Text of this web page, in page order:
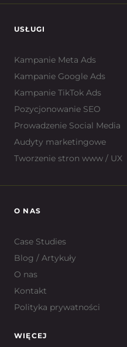
USŁUGI
Kampanie Meta Ads
Kampanie Google Ads
Kampanie TikTok Ads
Pozycjonowanie SEO
Prowadzenie Social Media
Audyty marketingowe
Tworzenie stron www / UX
O NAS
Case Studies
Blog / Artykuły
O nas
Kontakt
Polityka prywatności
WIĘCEJ